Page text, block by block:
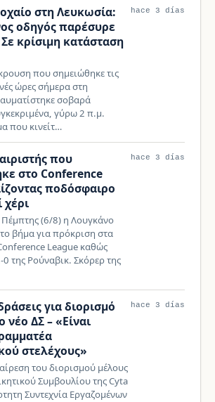
στη Λευκωσία:
οδηγός παρέσυρε
κρίσιμη κατάσταση
που σημειώθηκε τις
ώρες σήμερα στη
σοβαρά
γύρω 2 π.μ.
που κινείτ…
hace 3 días
που
στο Conference
ποδόσφαιρο
χέρι
(6/8) η Λουγκάνο
βήμα για πρόκριση στα
League καθώς
0 της Ρούναβικ. Σκόρερ της
hace 3 días
για διορισμό
νέο ΔΣ – «Είναι
στελέχους»
του διορισμού μέλους
Συμβουλίου της Cyta
Συντεχνία Εργαζομένων
hace 3 días